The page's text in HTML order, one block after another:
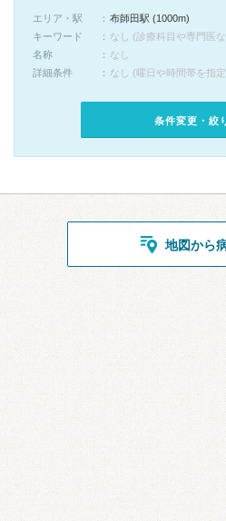
エリア・駅
布師田駅 (1000m)
キーワード
なし (診療科目や専門医
名称
なし
詳細条件
なし (曜日や時間帯を指
条件変更・絞
地図から